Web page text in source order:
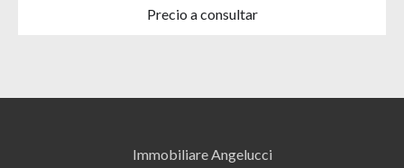
Precio a consultar
Immobiliare Angelucci